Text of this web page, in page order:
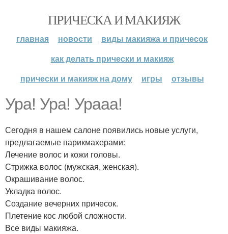
ПРИЧЕСКА И МАКИЯЖ
главная новости
виды макияжа и причесок
как делать прически и макияж
прически и макияж на дому
игры отзывы
Ура! Ура! Урааа!
Сегодня в нашем салоне появились новые услуги,
предлагаемые парикмахерами:
Лечение волос и кожи головы.
Стрижка волос (мужская, женская).
Окрашивание волос.
Укладка волос.
Создание вечерних причесок.
Плетение кос любой сложности.
Все виды макияжа.